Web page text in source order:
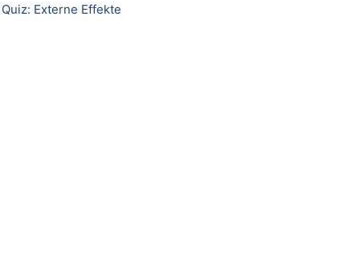
Quiz: Externe Effekte